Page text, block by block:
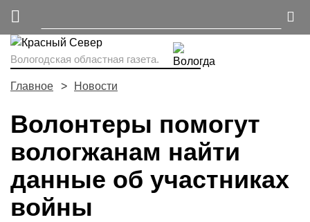
Вологодская областная газета.
Главное Новости
Волонтеры помогут
вологжанам найти
данные об участниках
войны